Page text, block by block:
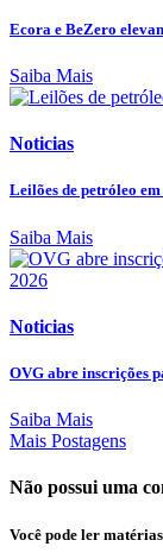
Ecora e BeZero
Saiba Mais
Noticias
Leilões de petróleo
Saiba Mais
Noticias
OVG abre inscrições
Saiba Mais
Mais Postagens
Não possui uma
Você pode ler